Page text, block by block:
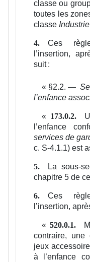
classe ou
toutes les
classe Industrie
4.
Ces
l’insertion,
suit :
« §2.2. —
l’enfance
« 173.0.2.
l’enfance
services de
c. S-4.1.1) est
5.
La sous-
chapitre 5 de
6.
Ces
l’insertion,
« 520.0.1.
contraire, une
jeux
à l’enfance